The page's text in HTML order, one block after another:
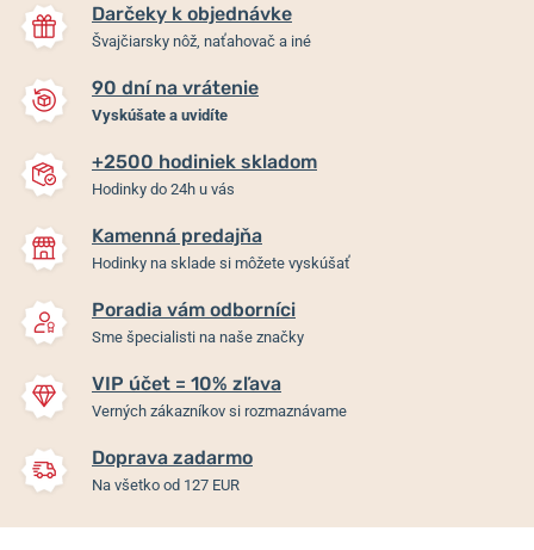
Darčeky k objednávke
Švajčiarsky nôž, naťahovač a iné
90 dní na vrátenie
Vyskúšate a uvidíte
+2500 hodiniek skladom
Hodinky do 24h u vás
Kamenná predajňa
Hodinky na sklade si môžete vyskúšať
Poradia vám odborníci
Sme špecialisti na naše značky
VIP účet = 10% zľava
Verných zákazníkov si rozmaznávame
Doprava zadarmo
Na všetko od 127 EUR